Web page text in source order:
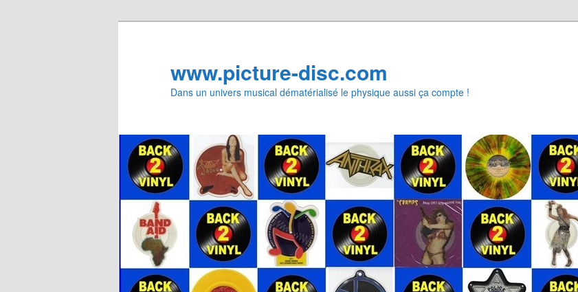
www.picture-disc.com
Dans un univers musical dématérialisé le physique aussi ça compte !